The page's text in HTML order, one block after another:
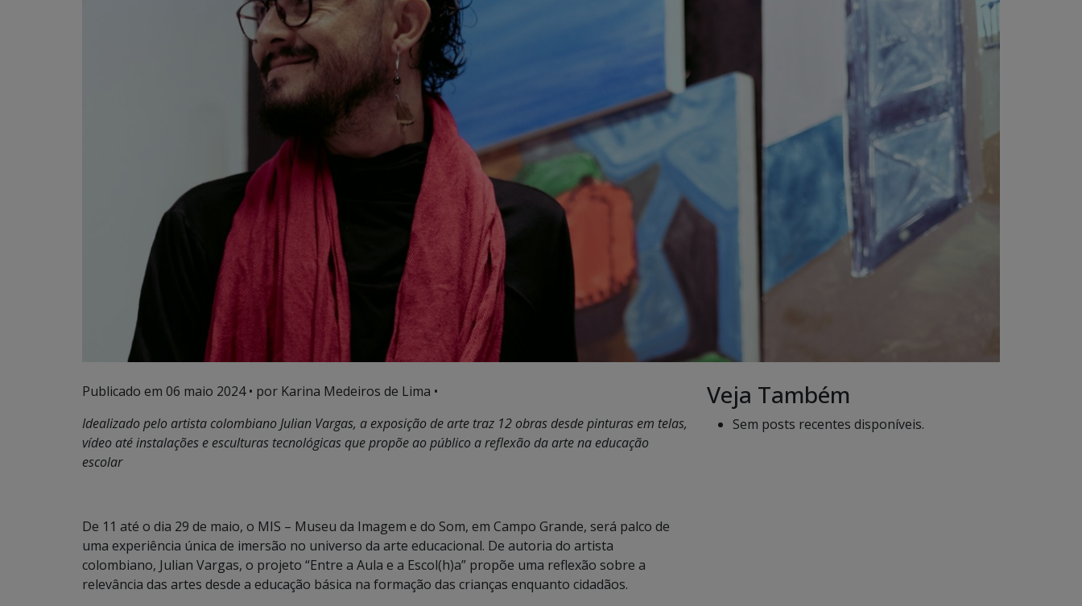
Publicado em 06 maio 2024• por Karina Medeiros de Lima •
Idealizado pelo artista colombiano Julian Vargas, a exposição de arte traz 12 obras desde pinturas em telas,
vídeo até instalações e esculturas tecnológicas que propõe ao público a reflexão da arte na educação
escolar
De 11 até o dia 29 de maio, o MIS – Museu da Imagem e do Som, em Campo Grande, será palco de
uma experiência única de imersão no universo da arte educacional. De autoria do artista
colombiano, Julian Vargas, o projeto “Entre a Aula e a Escol(h)a” propõe uma reflexão sobre a
relevância das artes desde a educação básica na formação das crianças enquanto cidadãos.
Veja Também
Sem posts recentes disponíveis.